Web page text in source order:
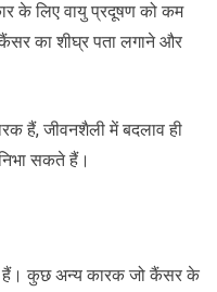
के लिए वायु प्रदूषण को कम
का शीघ्र पता लगाने और
हैं, जीवनशैली में बदलाव ही
सकते हैं।
हैं। कुछ अन्य कारक जो कैंसर के